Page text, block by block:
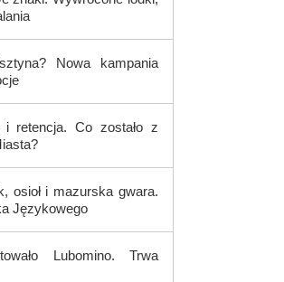
Nowa kampania
retencja. Co zostało z
osioł i mazurska gwara.
Językowego
Lubomino. Trwa